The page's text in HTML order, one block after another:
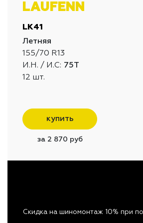
LAUFENN
LK41
Летняя
155/70 R13
И.Н. / И.С: 75T
12 шт.
купить
за 2 870 руб
Скидка на шиномонтаж 10% при